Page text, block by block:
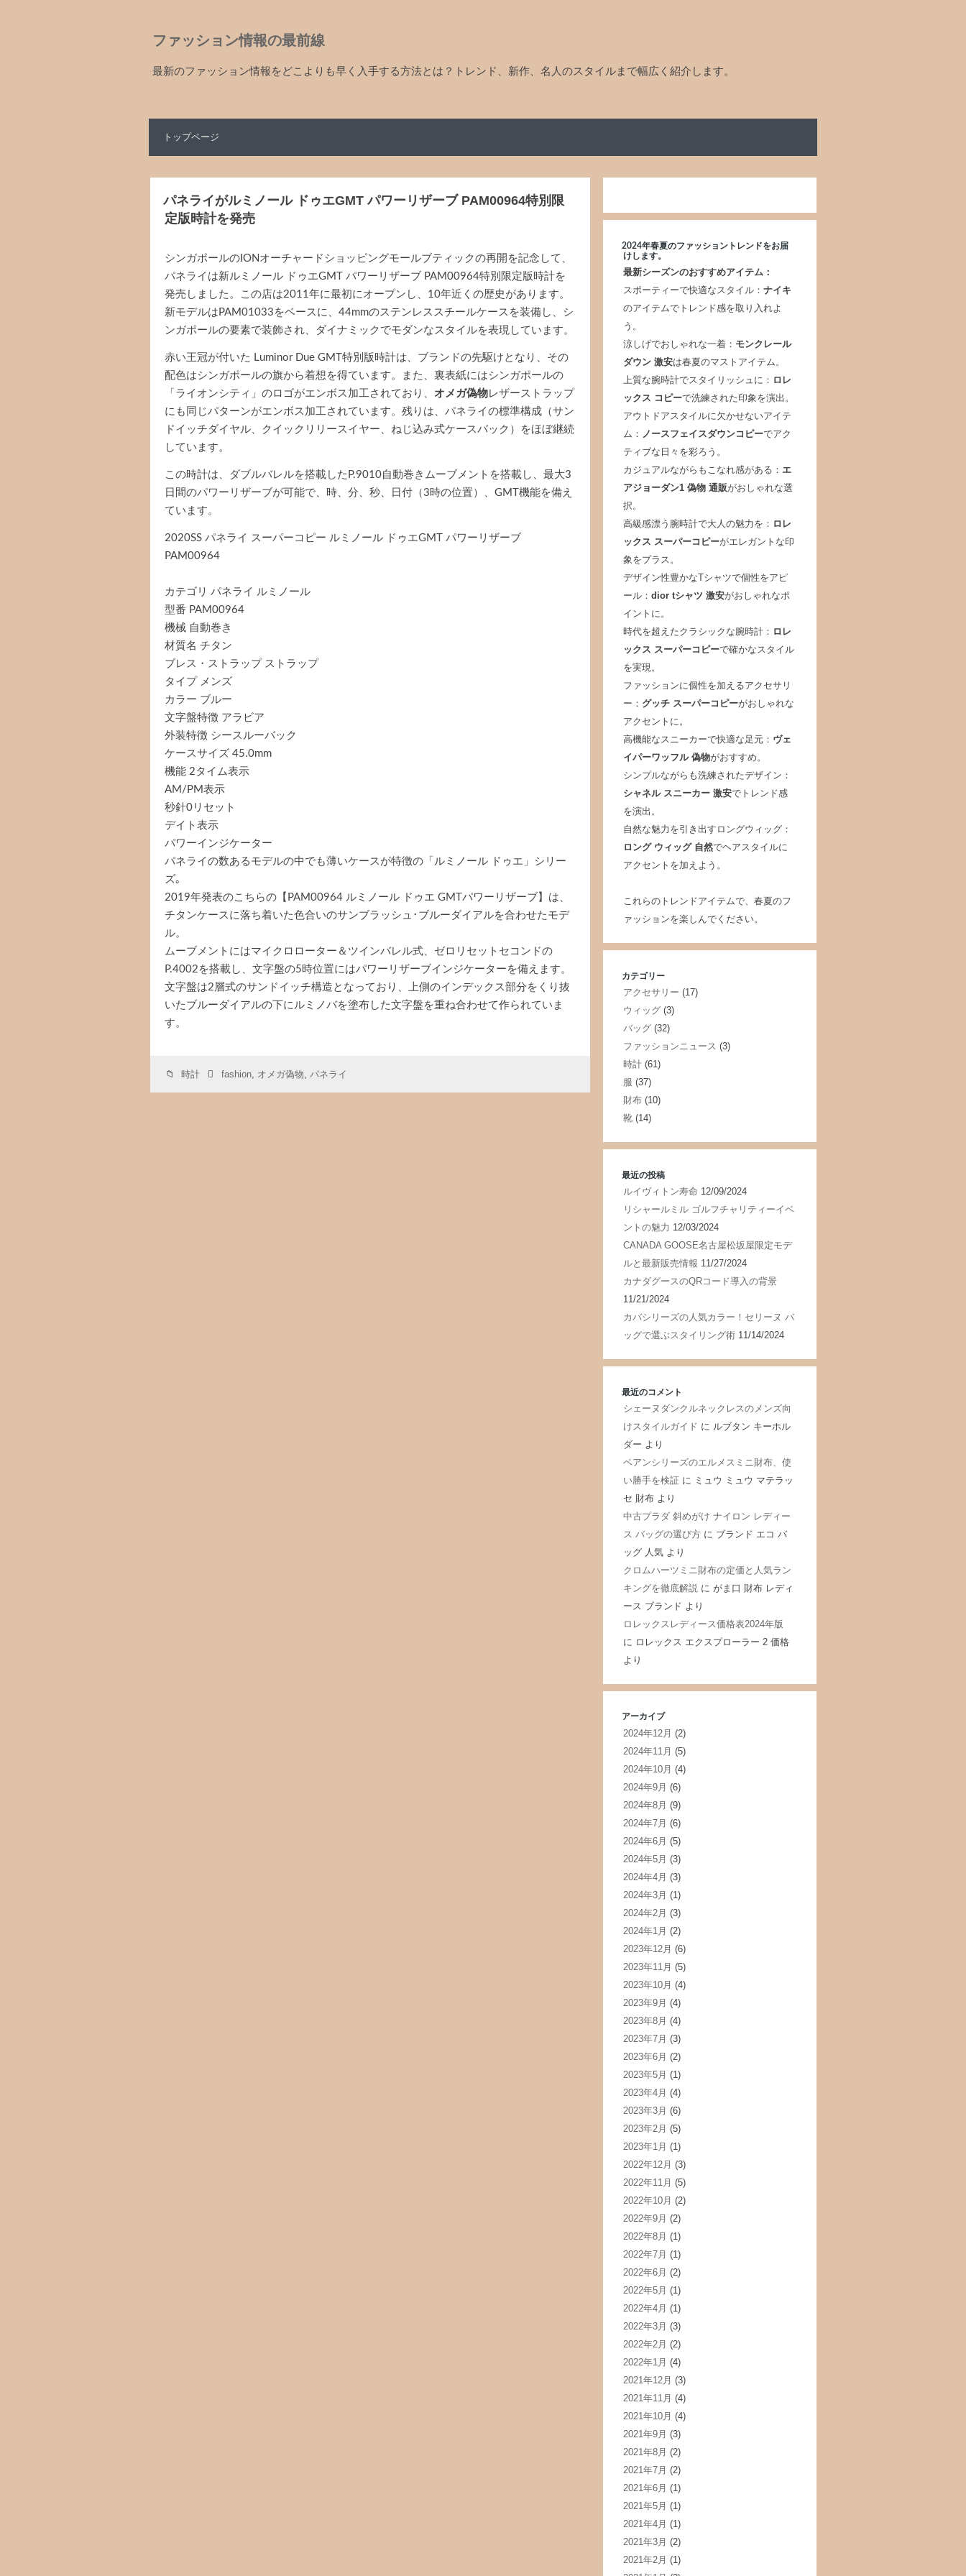
ファッション情報の最前線
最新のファッション情報をどこよりも早く入手する方法とは？トレンド、新作、名人のスタイルまで幅広く紹介します。
トップページ
パネライがルミノール ドゥエGMT パワーリザーブ PAM00964特別限
定版時計を発売
シンガポールのIONオーチャードショッピングモールブティックの再開を記念して、
パネライは新ルミノール ドゥエGMT パワーリザーブ PAM00964特別限定版時計を
発売しました。この店は2011年に最初にオープンし、10年近くの歴史があります。
新モデルはPAM01033をベースに、44mmのステンレススチールケースを装備し、シ
ンガポールの要素で装飾され、ダイナミックでモダンなスタイルを表現しています。
赤い王冠が付いた Luminor Due GMT特別版時計は、ブランドの先駆けとなり、その
配色はシンガポールの旗から着想を得ています。また、裏表紙にはシンガポールの
「ライオンシティ」のロゴがエンボス加工されており、 オメガ偽物レザーストラップ
にも同じパターンがエンボス加工されています。残りは、パネライの標準構成（サン
ドイッチダイヤル、クイックリリースイヤー、ねじ込み式ケースバック）をほぼ継続
しています。
この時計は、ダブルバレルを搭載したP.9010自動巻きムーブメントを搭載し、最大3
日間のパワーリザーブが可能で、時、分、秒、日付（3時の位置）、GMT機能を備え
ています。
2020SS パネライ スーパーコピー ルミノール ドゥエGMT パワーリザーブ
PAM00964
カテゴリ パネライ ルミノール
型番 PAM00964
機械 自動巻き
材質名 チタン
ブレス・ストラップ ストラップ
タイプ メンズ
カラー ブルー
文字盤特徴 アラビア
外装特徴 シースルーバック
ケースサイズ 45.0mm
機能 2タイム表示
AM/PM表示
秒針0リセット
デイト表示
パワーインジケーター
パネライの数あるモデルの中でも薄いケースが特徴の「ルミノール ドゥエ」シリー
ズ｡
2019年発表のこちらの【PAM00964 ルミノール ドゥエ GMTパワーリザーブ】は、
チタンケースに落ち着いた色合いのサンブラッシュ･ブルーダイアルを合わせたモデ
ル。
ムーブメントにはマイクロローター＆ツインバレル式、ゼロリセットセコンドの
P.4002を搭載し、文字盤の5時位置にはパワーリザーブインジケーターを備えます。
文字盤は2層式のサンドイッチ構造となっており、上側のインデックス部分をくり抜
いたブルーダイアルの下にルミノバを塗布した文字盤を重ね合わせて作られていま
す。
時計 fashion, オメガ偽物, パネライ
2024年春夏のファッショントレンドをお届
けします。
最新シーズンのおすすめアイテム：
スポーティーで快適なスタイル：ナイキ
のアイテムでトレンド感を取り入れよ
う。
涼しげでおしゃれな一着： モンクレール
ダウン 激安は春夏のマストアイテム。
上質な腕時計でスタイリッシュに： ロレ
ックス コピーで洗練された印象を演出。
アウトドアスタイルに欠かせないアイテ
ム： ノースフェイスダウンコピーでアク
ティブな日々を彩ろう。
カジュアルながらもこなれ感がある： エ
アジョーダン1 偽物 通販がおしゃれな選
択。
高級感漂う腕時計で大人の魅力を： ロレ
ックス スーパーコピーがエレガントな印
象をプラス。
デザイン性豊かなTシャツで個性をアピ
ール：dior tシャツ 激安がおしゃれなポ
イントに。
時代を超えたクラシックな腕時計： ロレ
ックス スーパーコピーで確かなスタイル
を実現。
ファッションに個性を加えるアクセサリ
ー： グッチ スーパーコピーがおしゃれな
アクセントに。
高機能なスニーカーで快適な足元： ヴェ
イパーワッフル 偽物がおすすめ。
シンプルながらも洗練されたデザイン：
シャネル スニーカー 激安でトレンド感
を演出。
自然な魅力を引き出すロングウィッグ：
ロング ウィッグ 自然でヘアスタイルに
アクセントを加えよう。
これらのトレンドアイテムで、春夏のフ
ァッションを楽しんでください。
カテゴリー
アクセサリー (17)
ウィッグ (3)
バッグ (32)
ファッションニュース (3)
時計 (61)
服 (37)
財布 (10)
靴 (14)
最近の投稿
ルイヴィトン寿命 12/09/2024
リシャールミル ゴルフチャリティーイベ
ントの魅力 12/03/2024
CANADA GOOSE名古屋松坂屋限定モデ
ルと最新販売情報 11/27/2024
カナダグースのQRコード導入の背景
11/21/2024
カバシリーズの人気カラー！セリーヌ バ
ッグで選ぶスタイリング術 11/14/2024
最近のコメント
シェーヌダンクルネックレスのメンズ向
けスタイルガイド に ルブタン キーホル
ダー より
ベアンシリーズのエルメスミニ財布、使
い勝手を検証 に ミュウ ミュウ マテラッ
セ 財布 より
中古プラダ 斜めがけ ナイロン レディー
ス バッグの選び方 に ブランド エコ バ
ッグ 人気 より
クロムハーツミニ財布の定価と人気ラン
キングを徹底解説 にがま口 財布 レディ
ース ブランド より
ロレックスレディース価格表2024年版
に ロレックス エクスプローラー 2 価格
より
アーカイブ
2024年12月 (2)
2024年11月 (5)
2024年10月 (4)
2024年9月 (6)
2024年8月 (9)
2024年7月 (6)
2024年6月 (5)
2024年5月 (3)
2024年4月 (3)
2024年3月 (1)
2024年2月 (3)
2024年1月 (2)
2023年12月 (6)
2023年11月 (5)
2023年10月 (4)
2023年9月 (4)
2023年8月 (4)
2023年7月 (3)
2023年6月 (2)
2023年5月 (1)
2023年4月 (4)
2023年3月 (6)
2023年2月 (5)
2023年1月 (1)
2022年12月 (3)
2022年11月 (5)
2022年10月 (2)
2022年9月 (2)
2022年8月 (1)
2022年7月 (1)
2022年6月 (2)
2022年5月 (1)
2022年4月 (1)
2022年3月 (3)
2022年2月 (2)
2022年1月 (4)
2021年12月 (3)
2021年11月 (4)
2021年10月 (4)
2021年9月 (3)
2021年8月 (2)
2021年7月 (2)
2021年6月 (1)
2021年5月 (1)
2021年4月 (1)
2021年3月 (2)
2021年2月 (1)